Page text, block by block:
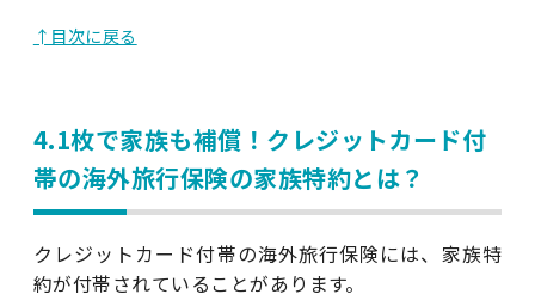
↑目次に戻る
4.1枚で家族も補償！クレジットカード付
帯の海外旅行保険の家族特約とは？
クレジットカード付帯の海外旅行保険には、家族特
約が付帯されていることがあります。